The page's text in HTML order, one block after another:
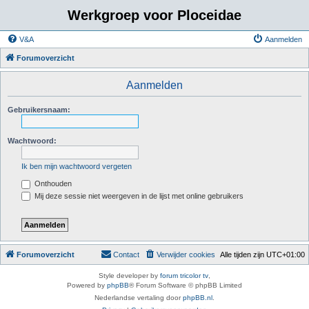
Werkgroep voor Ploceidae
V&A Aanmelden
Forumoverzicht
Aanmelden
Gebruikersnaam:
Wachtwoord:
Ik ben mijn wachtwoord vergeten
Onthouden
Mij deze sessie niet weergeven in de lijst met online gebruikers
Forumoverzicht Alle tijden zijn UTC+01:00
Verwijder cookies
Contact
Style developer by forum tricolor tv,
Powered by phpBB® Forum Software © phpBB Limited
Nederlandse vertaling doorphpBB.nl.